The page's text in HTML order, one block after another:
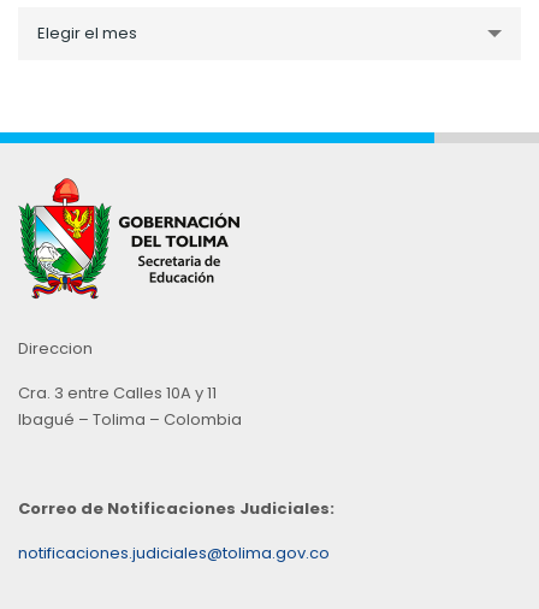
porElegir el mes
Direccion
Cra. 3 entre Calles 10A y 11
Ibagué – Tolima – Colombia
Correo de Notificaciones Judiciales:
notificaciones.judiciales@tolima.gov.co